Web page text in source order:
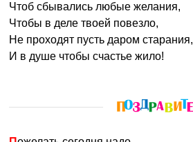
Чтоб сбывались любые желания,
Чтобы в деле твоей повезло,
Не проходят пусть даром старания,
И в душе чтобы счастье жило!